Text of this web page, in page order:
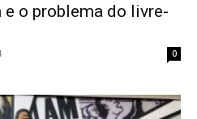
o problema do livre-
0